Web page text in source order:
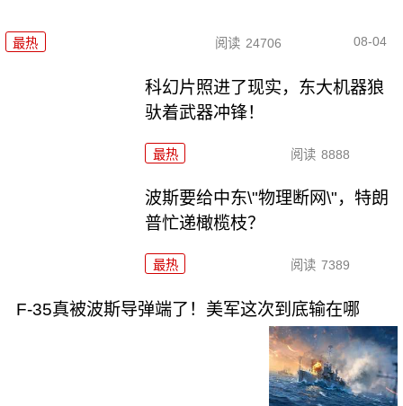
最热 阅读 24706 08-04
科幻片照进了现实，东大机器狼
驮着武器冲锋！
最热 阅读 8888
波斯要给中东\"物理断网\"，特朗
普忙递橄榄枝？
最热 阅读 7389
F-35真被波斯导弹端了！美军这次到底输在哪